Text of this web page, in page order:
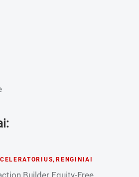
, RENGINIAI